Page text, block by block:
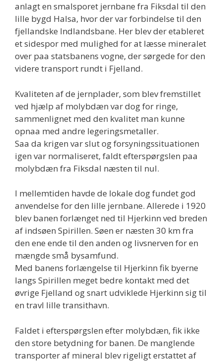
anlagt en smalsporet jernbane fra Fiksdal til den
lille bygd Halsa, hvor der var forbindelse til den
fjellandske Indlandsbane. Her blev der etableret
et sidespor med mulighed for at læsse mineralet
over paa statsbanens vogne, der sørgede for den
videre transport rundt i Fjelland.
Kvaliteten af de jernplader, som blev fremstillet
ved hjælp af molybdæn var dog for ringe,
sammenlignet med den kvalitet man kunne
opnaa med andre legeringsmetaller.
Saa da krigen var slut og forsyningssituationen
igen var normaliseret, faldt efterspørgslen paa
molybdæn fra Fiksdal næsten til nul.
I mellemtiden havde de lokale dog fundet god
anvendelse for den lille jernbane. Allerede i 1920
blev banen forlænget ned til Hjerkinn ved breden
af indsøen Spirillen. Søen er næsten 30 km fra
den ene ende til den anden og livsnerven for en
mængde små bysamfund.
Med banens forlængelse til Hjerkinn fik byerne
langs Spirillen meget bedre kontakt med det
øvrige Fjelland og snart udviklede Hjerkinn sig til
en travl lille transithavn.
Faldet i efterspørgslen efter molybdæn, fik ikke
den store betydning for banen. De manglende
transporter af mineral blev rigeligt erstattet af